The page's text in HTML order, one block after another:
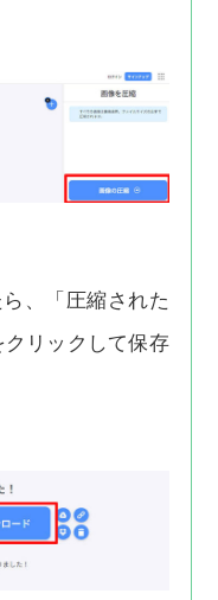
、「圧縮された
リックして保存